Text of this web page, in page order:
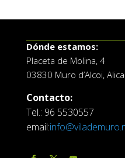
Dónde estamos:
Placeta de Molina, 4
03830 Muro d’Alcoi,
Contacto:
Tel.: 96 5530557
email: